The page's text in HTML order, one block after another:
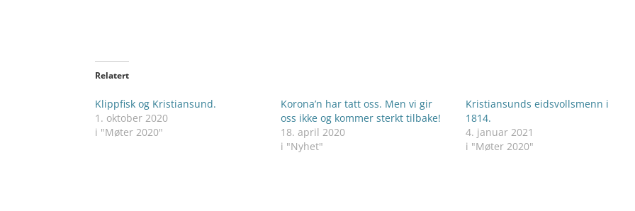
Relatert
Klippfisk og Kristiansund.
1. oktober 2020
i "Møter 2020"
Korona’n har tatt oss. Men vi gir
oss ikke og kommer sterkt tilbake!
18. april 2020
i "Nyhet"
Kristiansunds eidsvollsmenn i
1814.
4. januar 2021
i "Møter 2020"